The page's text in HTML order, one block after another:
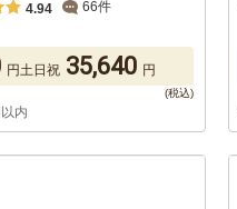
4.94
66件
円土日祝 35,640 円
内